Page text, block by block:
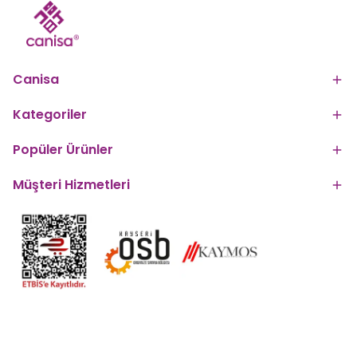
Canisa
Kategoriler
Popüler Ürünler
Müşteri Hizmetleri